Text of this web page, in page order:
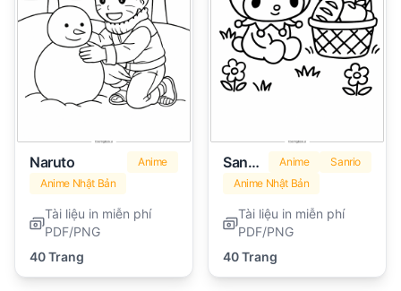
Naruto
Anime
Anime Nhật Bản
Tài liệu in miễn phí
PDF/PNG
40 Trang
Sanrio Anime
Sanrio
Anime Nhật Bản
Tài liệu in miễn phí
PDF/PNG
40 Trang